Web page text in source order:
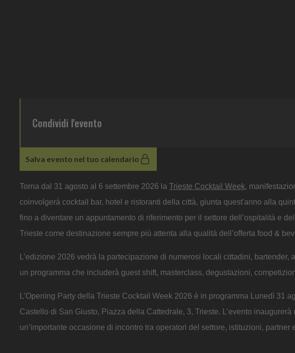
Condividi l'evento
Salva evento nel tuo calendario
Torna dal 31 agosto al 6 settembre 2026 la Trieste Cocktail Week,
coinvolgerà cocktail bar, hotel e ristoranti della città, giunta quest'anno alla
fino a diventare un appuntamento di riferimento per il settore dell’ospitalità e
Trieste come destinazione sempre più attenta alla qualità dell’offerta food &
L’edizione 2026 vedrà la partecipazione di numerosi locali cittadini,
un programma che includerà guest shift, masterclass, degustazioni,
L’Opening Party della Trieste Cocktail Week 2026 è in programma Lunedì 31
Castello di San Giusto, Piazza della Cattedrale, 3, Trieste. L’evento
un’importante occasione di incontro tra operatori del settore, istituzioni, partner